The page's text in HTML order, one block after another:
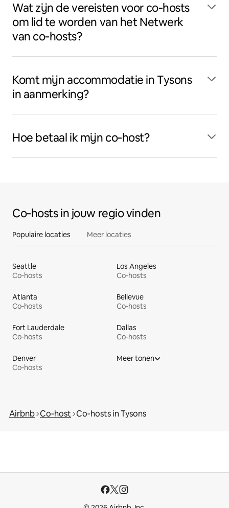
Wat zijn de vereisten voor co‑hosts
om lid te worden van het Netwerk
van co‑hosts?
Komt mijn accommodatie in Tysons
in aanmerking?
Hoe betaal ik mijn co‑host?
Co‑hosts in jouw regio vinden
Populaire locaties Meer locaties
Seattle
Co‑hosts
Los Angeles
Co‑hosts
Atlanta
Co‑hosts
Bellevue
Co‑hosts
Fort Lauderdale
Co‑hosts
Dallas
Co‑hosts
Denver
Co‑hosts
Meer tonen
Airbnb Co‑host Co‑hosts in Tysons